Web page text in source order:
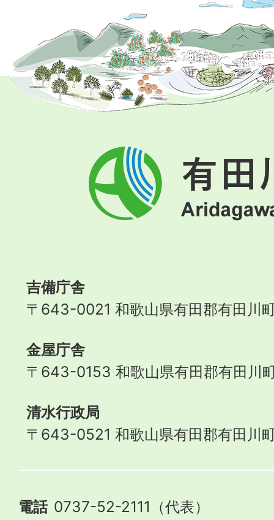
有
田
川
町
吉備庁舎
〒643-0021 和歌山県有田郡有田川
金屋庁舎
〒643-0153 和歌山県有田郡有田川
清水行政局
〒643-0521 和歌山県有田郡有田川
電話 0737-52-2111（代表）